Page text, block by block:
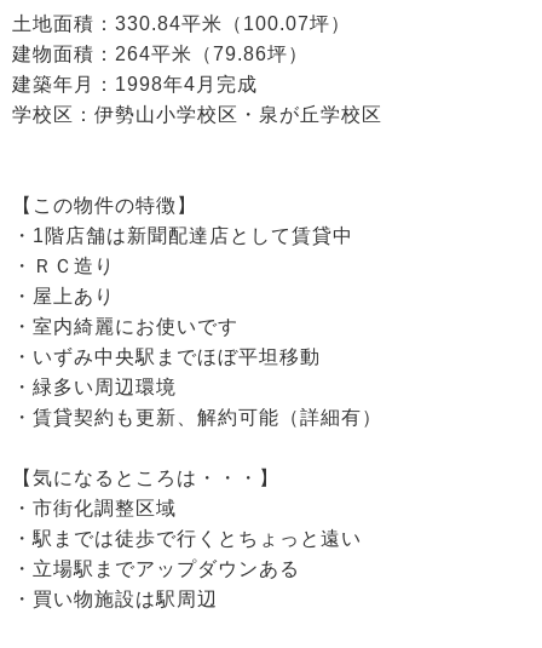
土地面積：330.84平米（100.07坪）
建物面積：264平米（79.86坪）
建築年月：1998年4月完成
学校区：伊勢山小学校区・泉が丘学校区
【この物件の特徴】
・1階店舗は新聞配達店として賃貸中
・ＲＣ造り
・屋上あり
・室内綺麗にお使いです
・いずみ中央駅までほぼ平坦移動
・緑多い周辺環境
・賃貸契約も更新、解約可能（詳細有）
【気になるところは・・・】
・市街化調整区域
・駅までは徒歩で行くとちょっと遠い
・立場駅までアップダウンある
・買い物施設は駅周辺